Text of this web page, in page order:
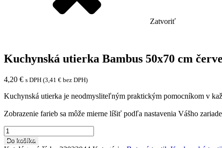
Zatvoriť
Kuchynská utierka Bambus 50x70 cm
4,20 € s DPH (3,41 € bez DPH)
Kuchynská utierka je neodmysliteľným praktickým pomocníkom v
Zobrazenie farieb sa môže mierne líšiť podľa nastavenia Vášho
množstvo
Kuchynská
Do košíka